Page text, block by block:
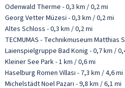
Odenwald Therme - 0,3 km / 0,2 mi
Georg Vetter Müzesi - 0,3 km / 0,2 mi
Altes Schloss - 0,3 km / 0,2 mi
TECMUMAS - Technikmuseum Matthias
Laienspielgruppe Bad Konig - 0,7 km /
Kleiner See Park - 1 km / 0,6 mi
Haselburg Romen Villası - 7,3 km / 4,6 mi
Michelstädt Noel Pazarı - 9,8 km / 6,1 mi